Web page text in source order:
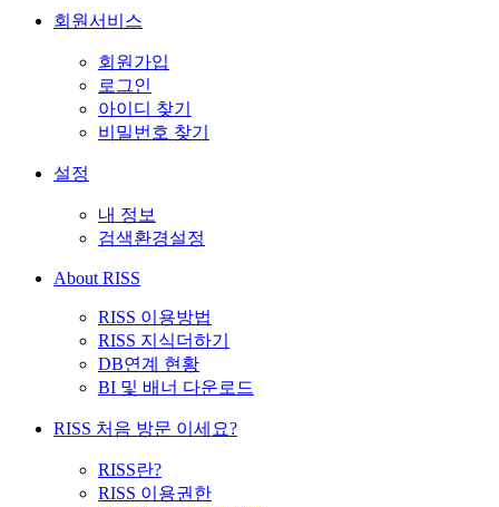
회원서비스
회원가입
로그인
아이디 찾기
비밀번호 찾기
설정
내 정보
검색환경설정
About RISS
RISS 이용방법
RISS 지식더하기
DB연계 현황
BI 및 배너 다운로드
RISS 처음 방문 이세요?
RISS란?
RISS 이용권한